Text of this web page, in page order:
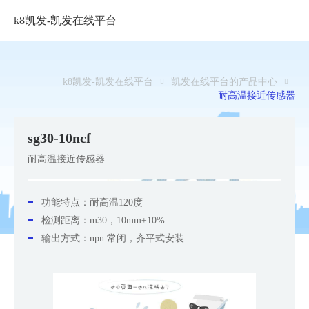
k8凯发-凯发在线平台
k8凯发-凯发在线平台
凯发在线平台的产品中心
耐高温接近传感器
sg30-10ncf
耐高温接近传感器
功能特点： 耐高温120度
检测距离：m30，10mm±10%
输出方式：npn 常闭，齐平式安装